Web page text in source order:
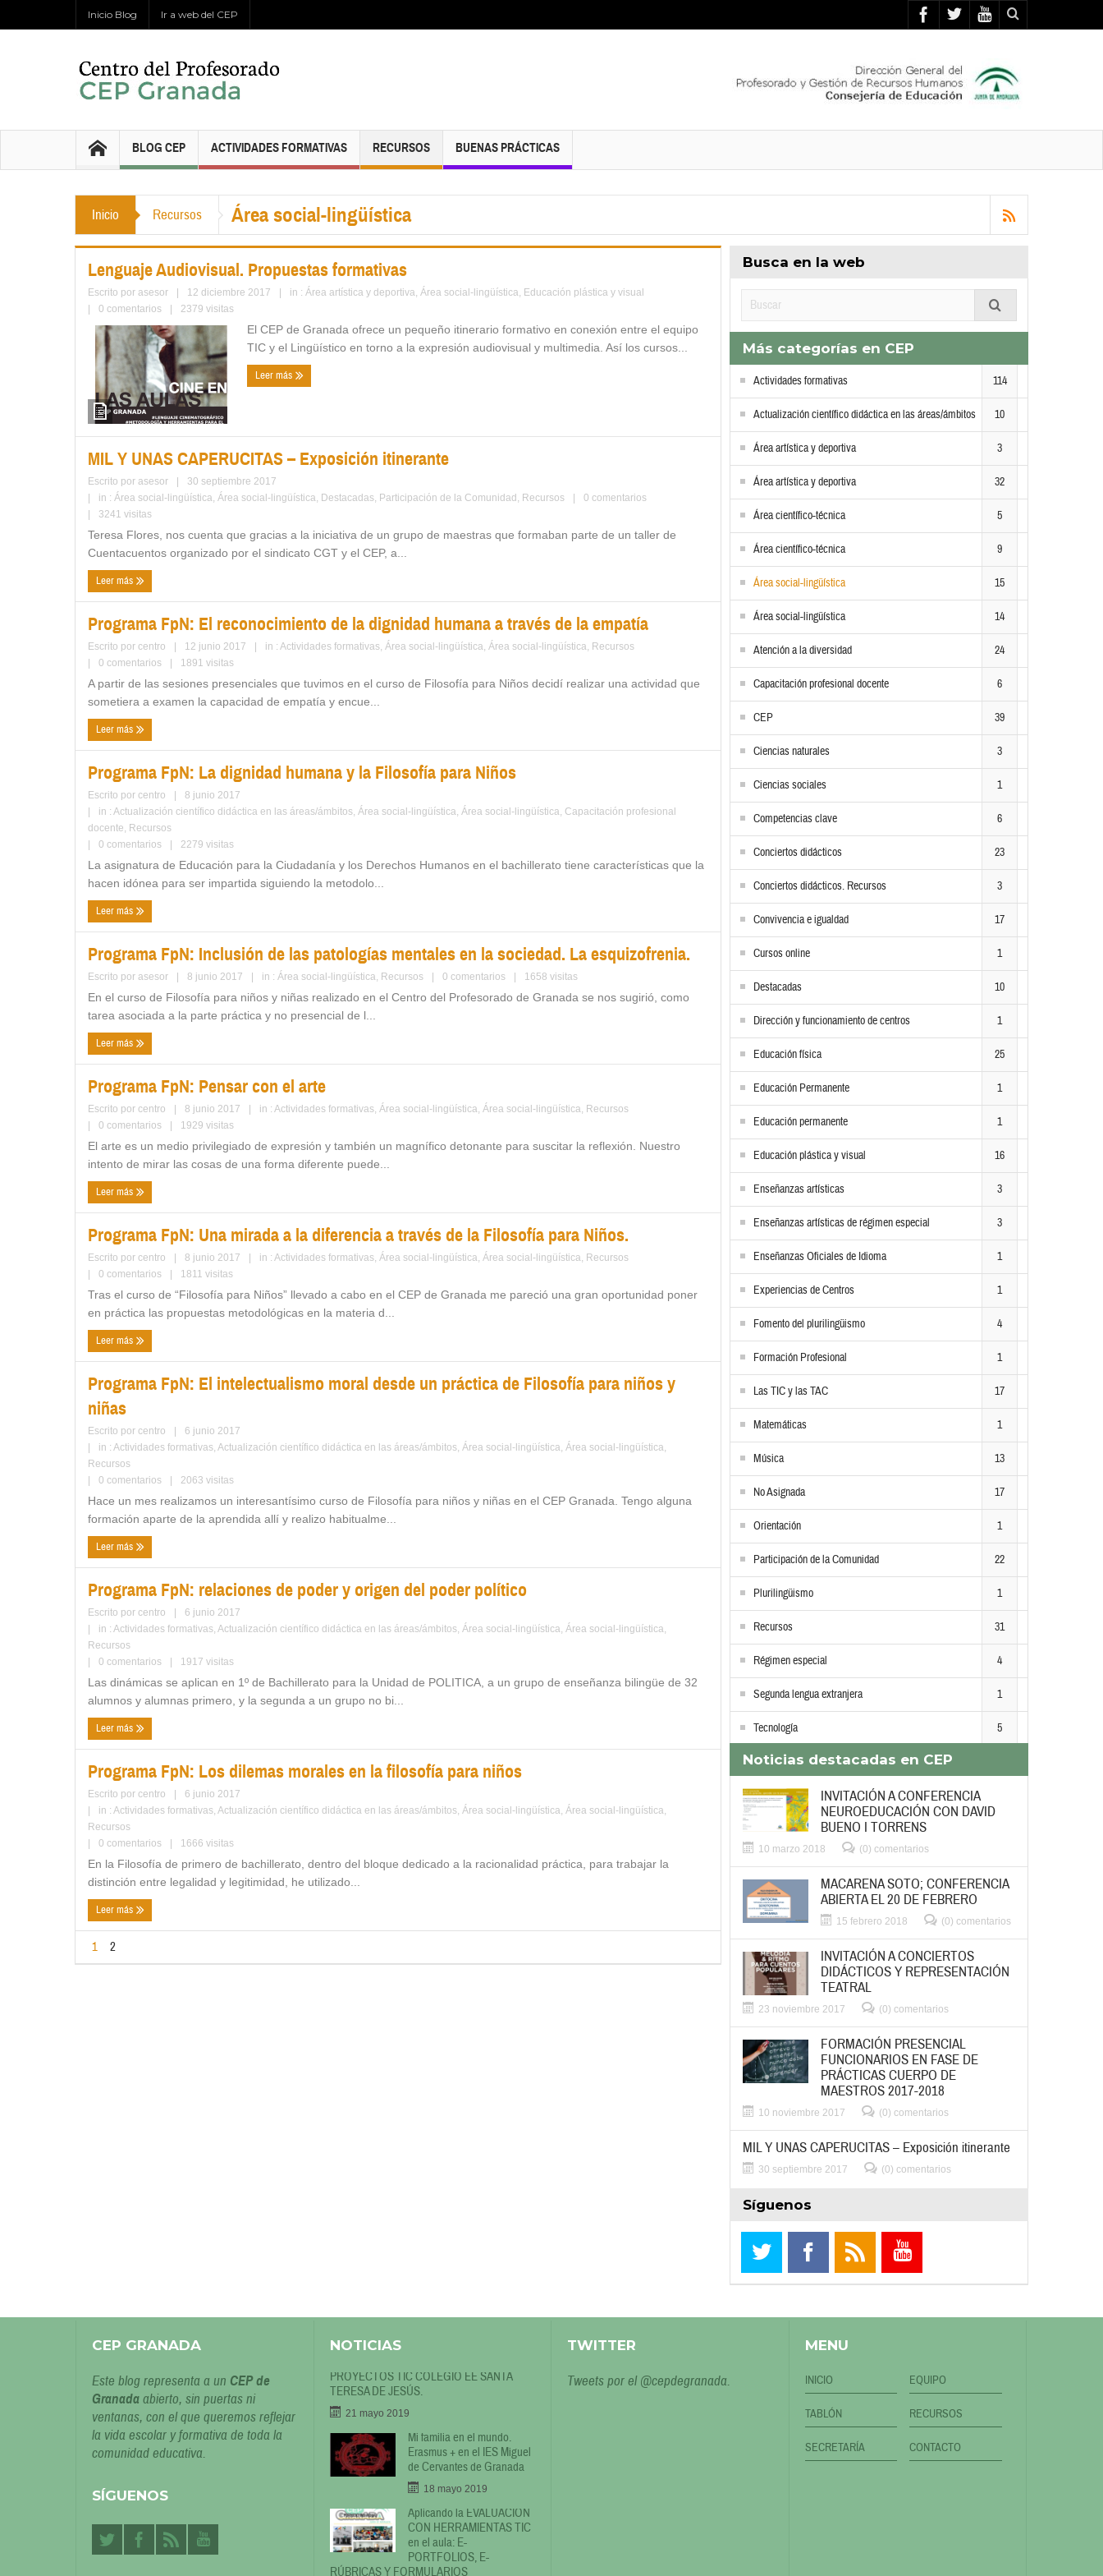
Inicio Blog Ir a web del CEP
BLOG CEP ACTIVIDADES FORMATIVAS RECURSOS BUENAS PRÁCTICAS
Inicio Recursos Área social-lingüística
Lenguaje Audiovisual. Propuestas formativas
Escrito por asesor 12 diciembre 2017 in : Área artística y deportiva, Área social-lingüística, Educación plástica y visual
0 comentarios 2379 visitas
El CEP de Granada ofrece un pequeño itinerario formativo en conexión entre el equipo
TIC y el Lingüístico en torno a la expresión audiovisual y multimedia. Así los cursos...
Leer más
MIL Y UNAS CAPERUCITAS – Exposición itinerante
Escrito por asesor
30 septiembre 2017
in : Área social-lingüística, Área social-lingüística, Destacadas, Participación de la Comunidad , Recursos
0 comentarios
3241 visitas
Teresa Flores, nos cuenta que gracias a la iniciativa de un grupo de maestras que formaban parte de un taller de
Cuentacuentos organizado por el sindicato CGT y el CEP, a...
Leer más
Programa FpN: El reconocimiento de la dignidad humana a través de la empatía
Escrito por centro 12 junio 2017 in : Actividades formativas, Área social-lingüística, Área social-lingüística, Recursos
0 comentarios 1891 visitas
A partir de las sesiones presenciales que tuvimos en el curso de Filosofía para Niños decidí realizar una actividad que
sometiera a examen la capacidad de empatía y encue...
Leer más
Programa FpN: La dignidad humana y la Filosofía para Niños
Escrito por centro
8 junio 2017
in : Actualización científico didáctica en las áreas/ámbitos, Área social-lingüística, Área social-lingüística, Capacitación profesional
docente, Recursos
0 comentarios 2279 visitas
La asignatura de Educación para la Ciudadanía y los Derechos Humanos en el bachillerato tiene características que la
hacen idónea para ser impartida siguiendo la metodolo...
Leer más
Programa FpN: Inclusión de las patologías mentales en la sociedad. La esquizofrenia.
Escrito por asesor 8 junio 2017 in : Área social-lingüística, Recursos 0 comentarios 1658 visitas
En el curso de Filosofía para niños y niñas realizado en el Centro del Profesorado de Granada se nos sugirió, como
tarea asociada a la parte práctica y no presencial de l...
Leer más
Programa FpN: Pensar con el arte
Escrito por centro 8 junio 2017 in : Actividades formativas, Área social-lingüística, Área social-lingüística, Recursos
0 comentarios 1929 visitas
El arte es un medio privilegiado de expresión y también un magnífico detonante para suscitar la reflexión. Nuestro
intento de mirar las cosas de una forma diferente puede...
Leer más
Programa FpN: Una mirada a la diferencia a través de la Filosofía para Niños.
Escrito por centro 8 junio 2017 in : Actividades formativas, Área social-lingüística, Área social-lingüística, Recursos
0 comentarios 1811 visitas
Tras el curso de “Filosofía para Niños” llevado a cabo en el CEP de Granada me pareció una gran oportunidad poner
en práctica las propuestas metodológicas en la materia d...
Leer más
Programa FpN: El intelectualismo moral desde un práctica de Filosofía para niños y
niñas
Escrito por centro
6 junio 2017
in : Actividades formativas, Actualización científico didáctica en las áreas/ámbitos, Área social-lingüística, Área social-lingüística,
Recursos
0 comentarios 2063 visitas
Hace un mes realizamos un interesantísimo curso de Filosofía para niños y niñas en el CEP Granada. Tengo alguna
formación aparte de la aprendida allí y realizo habitualme...
Leer más
Programa FpN: relaciones de poder y origen del poder político
Escrito por centro
6 junio 2017
in : Actividades formativas, Actualización científico didáctica en las áreas/ámbitos, Área social-lingüística, Área social-lingüística,
Recursos
0 comentarios 1917 visitas
Las dinámicas se aplican en 1º de Bachillerato para la Unidad de POLITICA, a un grupo de enseñanza bilingüe de 32
alumnos y alumnas primero, y la segunda a un grupo no bi...
Leer más
Programa FpN: Los dilemas morales en la filosofía para niños
Escrito por centro
6 junio 2017
in : Actividades formativas, Actualización científico didáctica en las áreas/ámbitos, Área social-lingüística, Área social-lingüística,
Recursos
0 comentarios 1666 visitas
En la Filosofía de primero de bachillerato, dentro del bloque dedicado a la racionalidad práctica, para trabajar la
distinción entre legalidad y legitimidad, he utilizado...
Leer más
1 2
Busca en la web
Más categorías en CEP
Actividades formativas 114
Actualización científico didáctica en las áreas/ámbitos 10
Área artística y deportiva 3
Área artística y deportiva 32
Área científico-técnica 5
Área científico-técnica 9
Área social-lingüística 15
Área social-lingüística 14
Atención a la diversidad 24
Capacitación profesional docente 6
CEP 39
Ciencias naturales 3
Ciencias sociales 1
Competencias clave 6
Conciertos didácticos 23
Conciertos didácticos. Recursos 3
Convivencia e igualdad 17
Cursos online 1
Destacadas 10
Dirección y funcionamiento de centros 1
Educación física 25
Educación Permanente 1
Educación permanente 1
Educación plástica y visual 16
Enseñanzas artísticas 3
Enseñanzas artísticas de régimen especial 3
Enseñanzas Oficiales de Idioma 1
Experiencias de Centros 1
Fomento del plurilingüismo 4
Formación Profesional 1
Las TIC y las TAC 17
Matemáticas 1
Música 13
No Asignada 17
Orientación 1
Participación de la Comunidad 22
Plurilingüismo 1
Recursos 31
Régimen especial 4
Segunda lengua extranjera 1
Tecnología 5
Noticias destacadas en CEP
INVITACIÓN A CONFERENCIA
NEUROEDUCACIÓN CON DAVID
BUENO I TORRENS
10 marzo 2018 (0) comentarios
MACARENA SOTO; CONFERENCIA
ABIERTA EL 20 DE FEBRERO
15 febrero 2018 (0) comentarios
INVITACIÓN A CONCIERTOS
DIDÁCTICOS Y REPRESENTACIÓN
TEATRAL
23 noviembre 2017 (0) comentarios
FORMACIÓN PRESENCIAL
FUNCIONARIOS EN FASE DE
PRÁCTICAS CUERPO DE
MAESTROS 2017-2018
10 noviembre 2017 (0) comentarios
MIL Y UNAS CAPERUCITAS – Exposición itinerante
30 septiembre 2017 (0) comentarios
Síguenos
CEP GRANADA
Este blog representa a un CEP de
Granadaabierto, sin puertas ni
ventanas, con el que queremos reflejar
la vida escolar y formativa de toda la
comunidad educativa.
SÍGUENOS
NOTICIAS
PROYECTOS TIC COLEGIO EE SANTA
TERESA DE JESÚS.
21 mayo 2019
Mi familia en el mundo.
Erasmus + en el IES Miguel
de Cervantes de Granada
18 mayo 2019
Aplicando la EVALUACIÓN
CON HERRAMIENTAS TIC
en el aula: E-
PORTFOLIOS, E-
RÚBRICAS Y FORMULARIOS
TWITTER
Tweets por el @cepdegranada.
MENU
INICIO EQUIPO
TABLÓN RECURSOS
SECRETARÍA CONTACTO